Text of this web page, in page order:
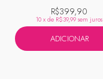
R$399,90
10 x de R$39,99 sem juros
ADICIONAR